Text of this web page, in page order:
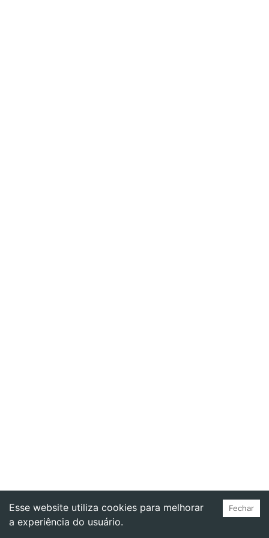
Esse website utiliza cookies para melhorar
a experiência do usuário.
Fechar